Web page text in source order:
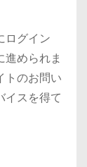
ログイン
められま
トのお問い
イスを得て